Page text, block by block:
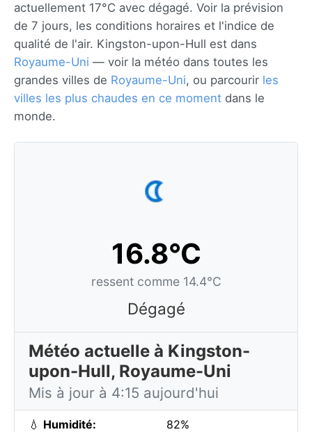
actuellement 17°C avec dégagé. Voir la prévision
de 7 jours, les conditions horaires et l'indice de
qualité de l'air. Kingston-upon-Hull est dans
Royaume-Uni — voir la météo dans toutes les
grandes villes de Royaume-Uni, ou parcourir les
villes les plus chaudes en ce moment dans le
monde.
16.8°C
ressent comme 14.4°C
Dégagé
Météo actuelle à Kingston-
upon-Hull, Royaume-Uni
Mis à jour à 4:15 aujourd'hui
💧 Humidité: 82%